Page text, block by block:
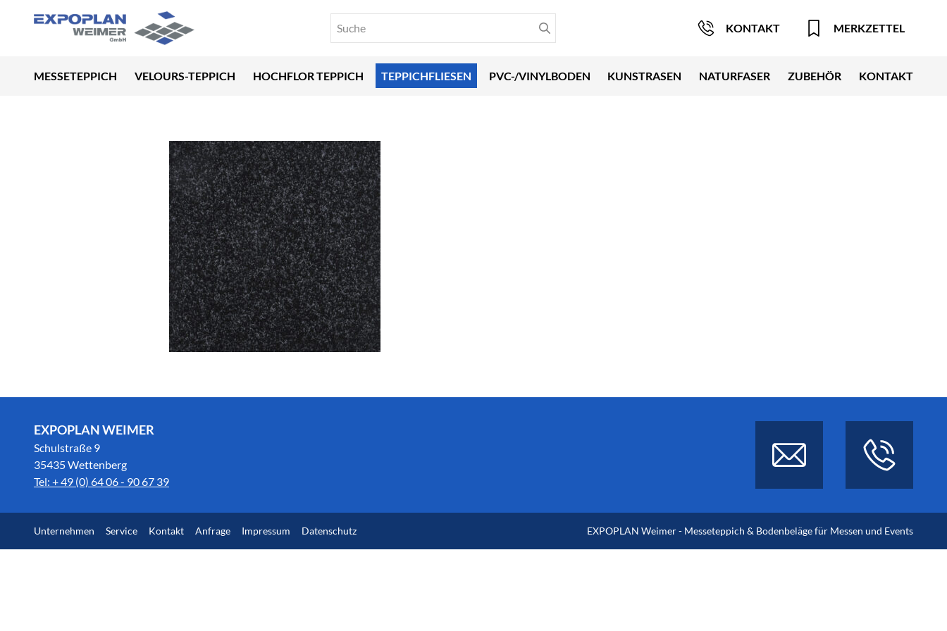
KONTAKT MERKZETTEL
MESSETEPPICH VELOURS-TEPPICH HOCHFLOR TEPPICH TEPPICHFLIESEN PVC-/VINYLBODEN KUNSTRASEN NATURFASER ZUBEHÖR KONTAKT
EXPOPLAN WEIMER
Schulstraße 9
35435 Wettenberg
Tel: + 49 (0) 64 06 - 90 67 39
Unternehmen Service Kontakt Anfrage Impressum Datenschutz EXPOPLAN Weimer - Messeteppich & Bodenbeläge für Messen und Events